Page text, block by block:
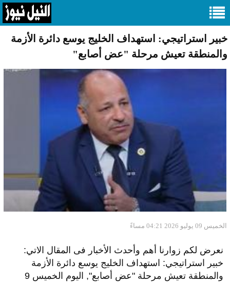
خبير استراتيجي: استهداف الخليج يوسع دائرة الأزمة
والمنطقة تعيش مرحلة "عض أصابع"
الخميس 09 يوليو 2026 04:21 مساءً
نعرض لكم زوارنا أهم وأحدث الأخبار فى المقال الاتي:
خبير استراتيجي: استهداف الخليج يوسع دائرة الأزمة
والمنطقة تعيش مرحلة "عض أصابع", اليوم الخميس 9